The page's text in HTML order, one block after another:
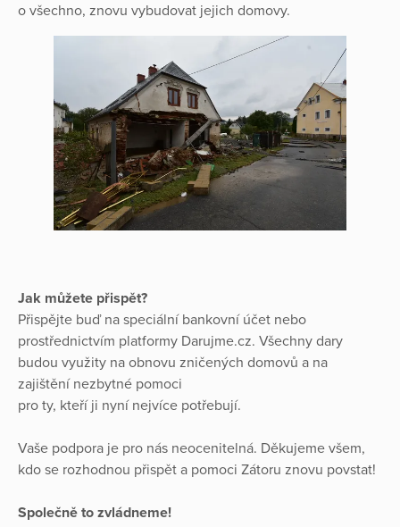
o všechno, znovu vybudovat jejich domovy.
Jak můžete přispět?
Přispějte buď na speciální bankovní účet nebo
prostřednictvím platformy Darujme.cz. Všechny dary
budou využity na obnovu zničených domovů a na
zajištění nezbytné pomoci
pro ty, kteří ji nyní nejvíce potřebují.
Vaše podpora je pro nás neocenitelná. Děkujeme všem,
kdo se rozhodnou přispět a pomoci Zátoru znovu povstat!
Společně to zvládneme!